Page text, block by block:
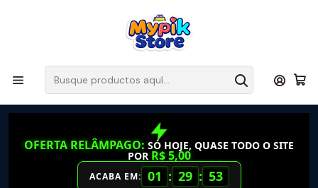
OFERTA RELÂMPAGO: SÓ HOJE, QUASE TODO O SITE
POR R$ 5,00
ACABA EM: 01 : 29 : 52